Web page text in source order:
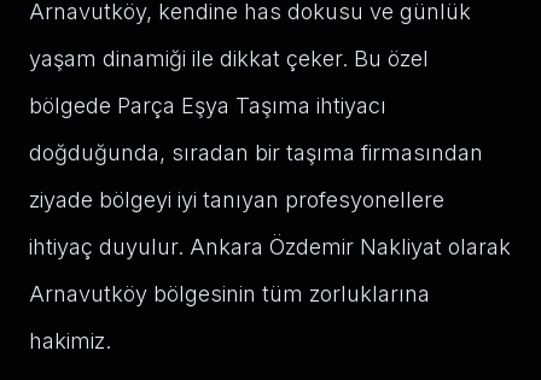
Arnavutköy, kendine has dokusu ve günlük
yaşam dinamiği ile dikkat çeker. Bu özel
bölgede Parça Eşya Taşıma ihtiyacı
doğduğunda, sıradan bir taşıma firmasından
ziyade bölgeyi iyi tanıyan profesyonellere
ihtiyaç duyulur. Ankara Özdemir Nakliyat olarak
Arnavutköy bölgesinin tüm zorluklarına
hakimiz.